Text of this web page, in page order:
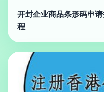
开封企业商品条形码申
程